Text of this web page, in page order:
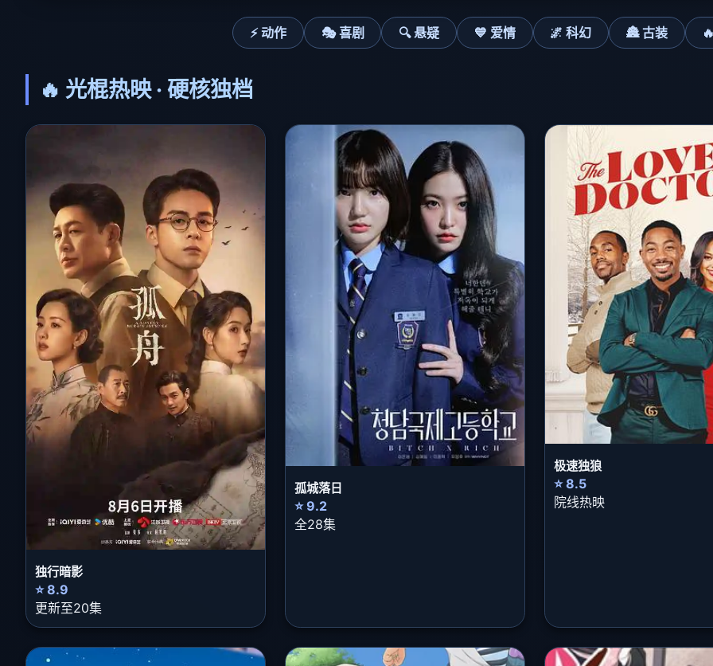
⚡ 动作 🎭 喜剧 🔍 悬疑 💙 爱情 🌌 科幻 🏯 古装
🔥 光棍热映 · 硬核独档
独行暗影
⭐ 8.9
更新至20集
孤城落日
⭐ 9.2
全28集
极速独狼
⭐ 8.5
院线热映